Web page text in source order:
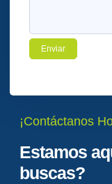
¡Contáctanos
Estamos
buscas?